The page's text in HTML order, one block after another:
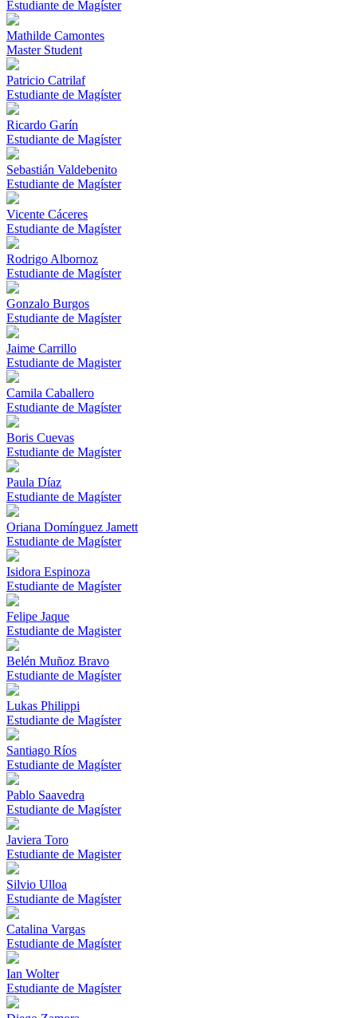
Estudiante de Magíster
Mathilde Camontes
Master Student
Patricio Catrilaf
Estudiante de Magíster
Ricardo Garín
Estudiante de Magíster
Sebastián Valdebenito
Estudiante de Magíster
Vicente Cáceres
Estudiante de Magíster
Rodrigo Albornoz
Estudiante de Magíster
Gonzalo Burgos
Estudiante de Magíster
Jaime Carrillo
Estudiante de Magister
Camila Caballero
Estudiante de Magíster
Boris Cuevas
Estudiante de Magíster
Paula Díaz
Estudiante de Magíster
Oriana Domínguez Jamett
Estudiante de Magíster
Isidora Espinoza
Estudiante de Magíster
Felipe Jaque
Estudiante de Magister
Belén Muñoz Bravo
Estudiante de Magíster
Lukas Philippi
Estudiante de Magíster
Santiago Ríos
Estudiante de Magíster
Pablo Saavedra
Estudiante de Magíster
Javiera Toro
Estudiante de Magister
Silvio Ulloa
Estudiante de Magíster
Catalina Vargas
Estudiante de Magíster
Ian Wolter
Estudiante de Magíster